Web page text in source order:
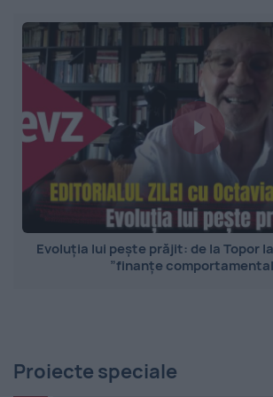
Evoluția lui pește prăjit: de la Topor
”finanțe
Proiecte speciale